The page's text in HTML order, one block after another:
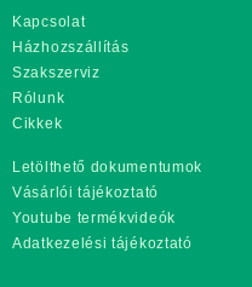
Kapcsolat
Házhozszállítás
Szakszerviz
Rólunk
Cikkek
Letölthető dokumentumok
Vásárlói tájékoztató
Youtube termékvideók
Adatkezelési tájékoztató